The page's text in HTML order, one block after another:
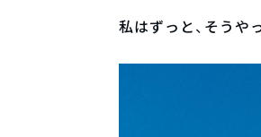
私はずっと、そうや